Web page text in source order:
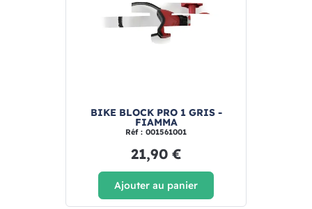
BIKE BLOCK PRO 1 GRIS -
FIAMMA
Réf : 001561001
21,90 €
Ajouter au panier